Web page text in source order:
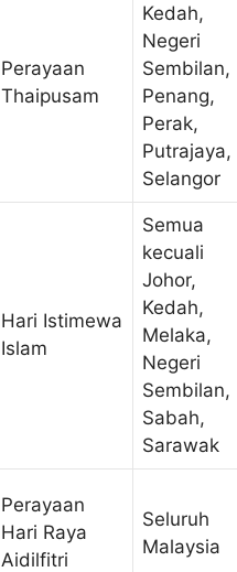
Perayaan
Thaipusam
Kedah,
Negeri
Sembilan,
Penang,
Perak,
Putrajaya,
Selangor
Hari Istimewa
Islam
Semua
kecuali
Johor,
Kedah,
Melaka,
Negeri
Sembilan,
Sabah,
Sarawak
Perayaan
Hari Raya
Aidilfitri
Seluruh
Malaysia